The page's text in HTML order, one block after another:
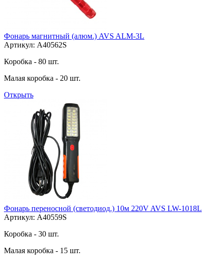
Фонарь магнитный (алюм.) AVS ALM-3L
Артикул: A40562S
Коробка - 80 шт.
Малая коробка - 20 шт.
Открыть
Фонарь переносной (светодиод.) 10м 220V AVS LW-1018L
Артикул: A40559S
Коробка - 30 шт.
Малая коробка - 15 шт.